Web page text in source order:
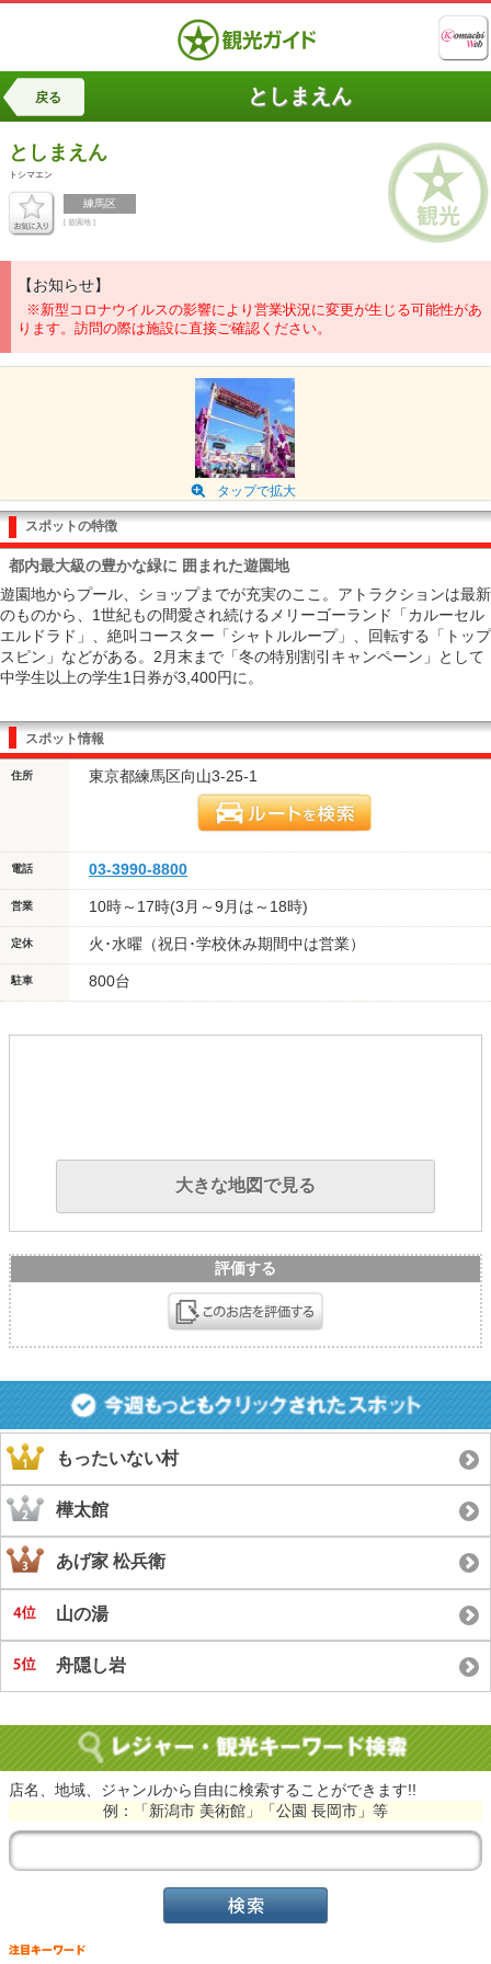
戻る としまえん
としまえん
トシマエン
練馬区
[ 遊園地 ]
【お知らせ】
※新型コロナウイルスの影響により営業状況に変更が生じる可能性があ
ります。訪問の際は施設に直接ご確認ください。
タップで拡大
スポットの特徴
都内最大級の豊かな緑に 囲まれた遊園地
遊園地からプール、ショップまでが充実のここ。アトラクションは最新
のものから、1世紀もの間愛され続けるメリーゴーランド「カルーセル
エルドラド」、絶叫コースター「シャトルループ」、回転する「トップ
スピン」などがある。2月末まで「冬の特別割引キャンペーン」として
中学生以上の学生1日券が3,400円に。
スポット情報
住所 東京都練馬区向山3-25-1
電話 03-3990-8800
営業 10時～17時(3月～9月は～18時)
定休 火･水曜（祝日･学校休み期間中は営業）
駐車 800台
大きな地図で見る
評価する
もったいない村
樺太館
あげ家 松兵衛
山の湯
舟隠し岩
店名、地域、ジャンルから自由に検索することができます!!
例：「新潟市 美術館」「公園 長岡市」等